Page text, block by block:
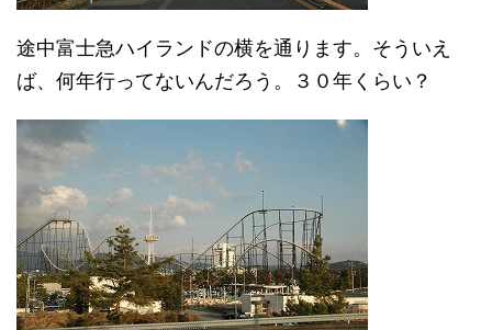
途中富士急ハイランドの横を通ります。そういえ
ば、何年行ってないんだろう。３０年くらい？